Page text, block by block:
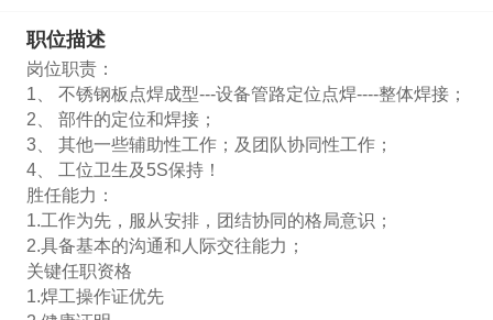
职位描述
岗位职责：
1、 不锈钢板点焊成型---设备管路定位点焊----整体焊接；
2、 部件的定位和焊接；
3、 其他一些辅助性工作；及团队协同性工作；
4、 工位卫生及5S保持！
胜任能力：
1.工作为先，服从安排，团结协同的格局意识；
2.具备基本的沟通和人际交往能力；
关键任职资格
1.焊工操作证优先